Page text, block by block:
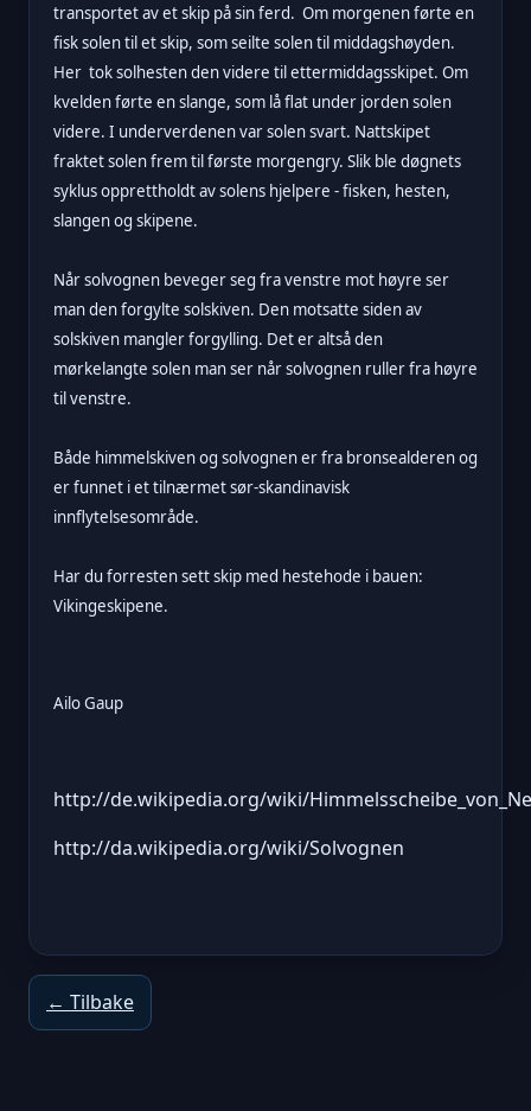
transportet av et skip på sin ferd. Om morgenen førte en
fisk solen til et skip, som seilte solen til middagshøyden.
Her tok solhesten den videre til ettermiddagsskipet. Om
kvelden førte en slange, som lå flat under jorden solen
videre. I underverdenen var solen svart. Nattskipet
fraktet solen frem til første morgengry. Slik ble døgnets
syklus opprettholdt av solens hjelpere - fisken, hesten,
slangen og skipene.
Når solvognen beveger seg fra venstre mot høyre ser
man den forgylte solskiven. Den motsatte siden av
solskiven mangler forgylling. Det er altså den
mørkelangte solen man ser når solvognen ruller fra høyre
til venstre.
Både himmelskiven og solvognen er fra bronsealderen og
er funnet i et tilnærmet sør-skandinavisk
innflytelsesområde.
Har du forresten sett skip med hestehode i bauen:
Vikingeskipene.
Ailo Gaup
http://de.wikipedia.org/wiki/
http://da.wikipedia.org/wiki/Solvognen
← Tilbake